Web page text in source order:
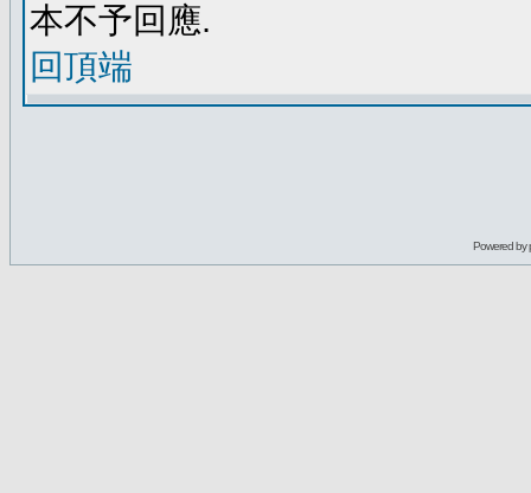
本不予回應.
回頂端
Powered by